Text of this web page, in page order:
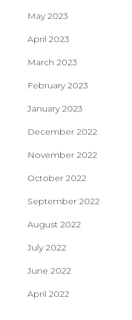
May 2023
April 2023
March 2023
February 2023
January 2023
December 2022
November 2022
October 2022
September 2022
August 2022
July 2022
June 2022
April 2022